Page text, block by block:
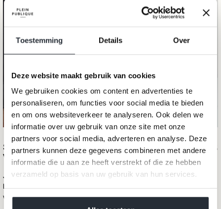
Toestemming Details Over
Deze website maakt gebruik van cookies
We gebruiken cookies om content en advertenties te
personaliseren, om functies voor social media te bieden
en om ons websiteverkeer te analyseren. Ook delen we
informatie over uw gebruik van onze site met onze
partners voor social media, adverteren en analyse. Deze
partners kunnen deze gegevens combineren met andere
informatie die u aan ze heeft verstrekt of die ze hebben
verzameld op basis van uw gebruik van hun services.
We werken samen met40 derdendie uw gegevens
Summer sweater with silk LE
VENDREDI Charcoal
Sale
€89,95
Je dagelijkse dosistimeless chic: trui LE VENDREDI straalt
het type ingetogen luxe uit waar we allemaal knapper van
worden. Het prachtige fijnbreisel vanhigh-end tencel en zijde
voelt zalig zacht op de huid en valt mooi soepel.
De V-hals hebben we een tikkeltje 'ronder' gevormd voor een